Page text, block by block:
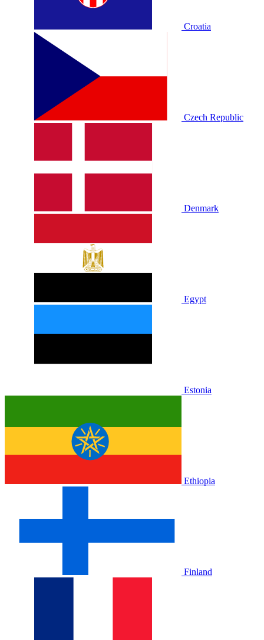
Croatia
Czech Republic
Denmark
Egypt
Estonia
Ethiopia
Finland